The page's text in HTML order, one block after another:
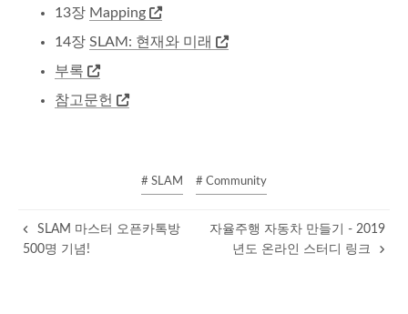
13장 Mapping
14장 SLAM: 현재와 미래
부록
참고문헌
# SLAM # Community
SLAM 마스터 오픈카톡방
500명 기념!
자율주행 자동차 만들기 - 2019
년도 온라인 스터디 링크